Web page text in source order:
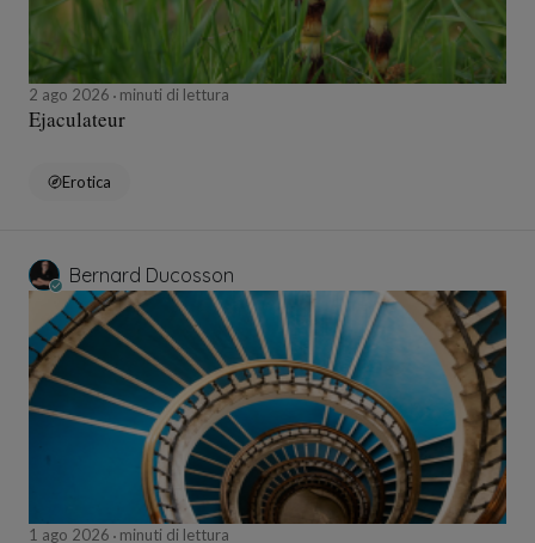
2 ago 2026 minuti di lettura
Ejaculateur
Erotica
Bernard Ducosson
1 ago 2026 minuti di lettura